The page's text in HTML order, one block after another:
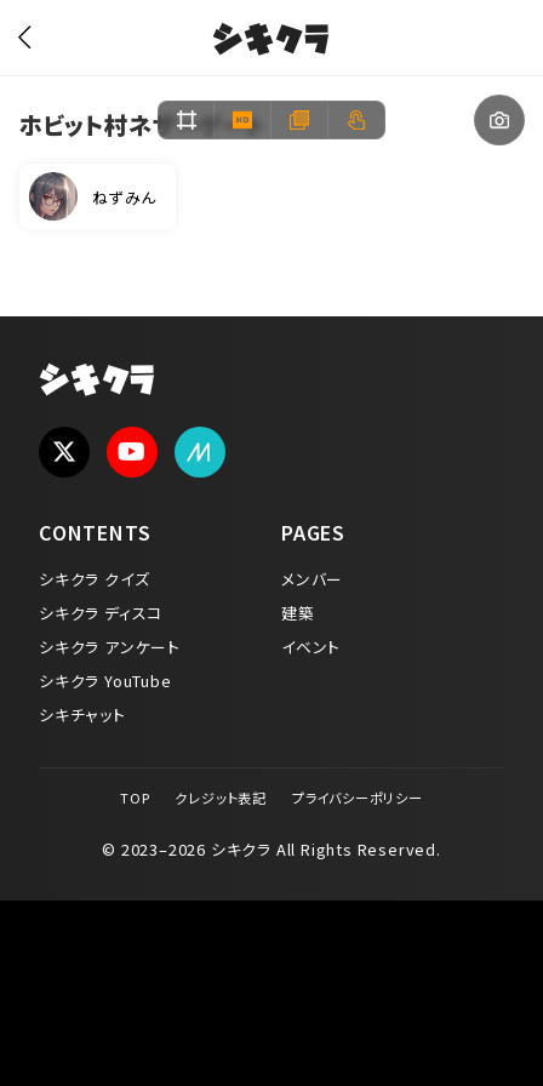
シキクラ
ホビット村ネザーゲート
ねずみん
シキクラ
CONTENTS
シキクラ クイズ
シキクラ ディスコ
シキクラ アンケート
シキクラ YouTube
シキチャット
PAGES
メンバー
建築
イベント
TOP クレジット表記 プライバシーポリシー
© 2023–2026 シキクラ All Rights Reserved.